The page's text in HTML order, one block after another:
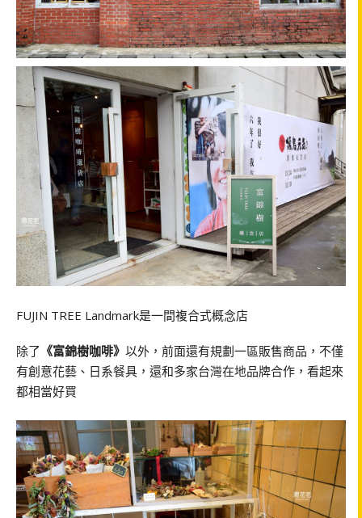
FUJIN TREE Landmark是一間複合式概念店
除了 《富錦樹咖啡》 以外，前面還有規劃一區販售商品，不僅
有創意花藝、日系餐具，還和多家台灣在地品牌合作，看起來
都相當好買